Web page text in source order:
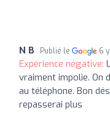
N B Publié le 6
Expérience négative:
vraiment impolie. On
au téléphone. Bon
repasserai plus